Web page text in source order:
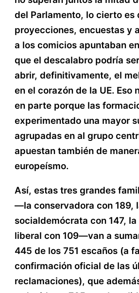
del Parlamento, lo cierto es
proyecciones, encuestas y
a los comicios apuntaban
que el descalabro podría
abrir, definitivamente, el
en el corazón de la UE. Eso
en parte porque las
experimentado una mayor
agrupadas en al grupo
apuestan también de
europeísmo.
Así, estas tres grandes
—la conservadora con 189,
socialdemócrata con 147,
liberal con 109—van a
445 de los 751 escaños (a
confirmación oficial de las
reclamaciones), que